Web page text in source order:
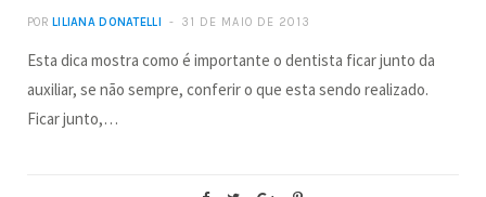
POR LILIANA DONATELLI 31 DE MAIO DE 2013
Esta dica mostra como é importante o dentista ficar junto da
auxiliar, se não sempre, conferir o que esta sendo realizado.
Ficar junto,…